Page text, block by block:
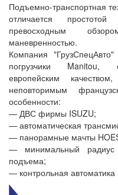
Подъемно-транспортная
отличается простотой
превосходным
маневренностью.
Компания
погрузчики Manitou,
европейским
неповторимым
особенности:
— ДВС фирмы ISUZU;
— автоматическая
— панорамные мачты
— минимальный радиус
подъема;
— контрольная автоматика